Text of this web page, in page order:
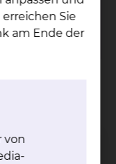
Sie
am Ende der
von